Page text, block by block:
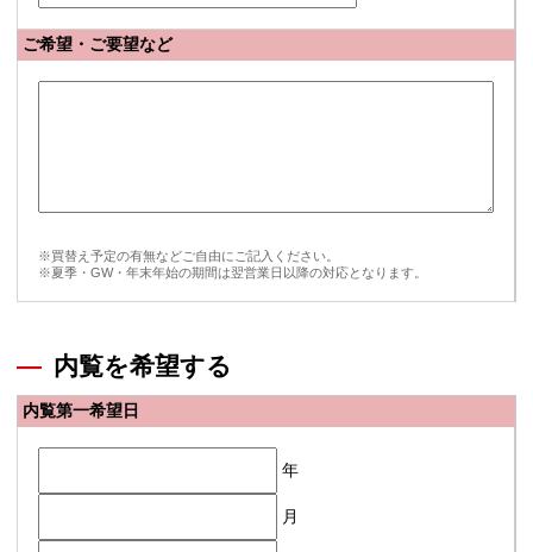
ご希望・ご要望など
※買替え予定の有無などご自由にご記入ください。
※夏季・GW・年末年始の期間は翌営業日以降の対応となります。
内覧を希望する
内覧第一希望日
年
月